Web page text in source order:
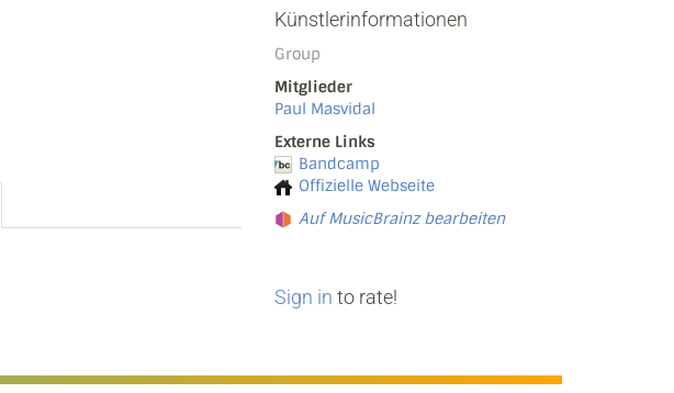
Künstlerinformationen
Group
Mitglieder
Paul Masvidal
Externe Links
Bandcamp
Offizielle Webseite
Auf MusicBrainz bearbeiten
Sign in to rate!